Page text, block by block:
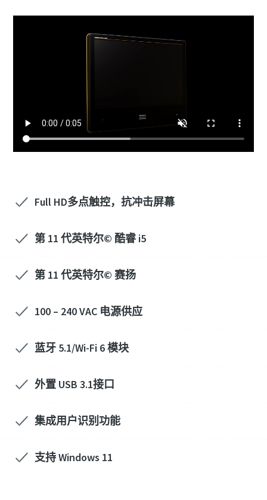
Full HD多点触控，抗冲击屏幕
第 11 代英特尔© 酷睿 i5
第 11 代英特尔© 赛扬
100 – 240 VAC 电源供应
蓝牙 5.1/Wi-Fi 6 模块
外置 USB 3.1接口
集成用户识别功能
支持 Windows 11